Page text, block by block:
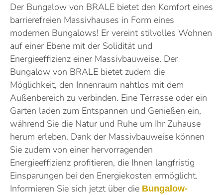
Der Bungalow von BRALE bietet den Komfort eines
barrierefreien Massivhauses in Form eines
modernen Bungalows! Er vereint stilvolles Wohnen
auf einer Ebene mit der Solidität und
Energieeffizienz einer Massivbauweise. Der
Bungalow von BRALE bietet zudem die
Möglichkeit, den Innenraum nahtlos mit dem
Außenbereich zu verbinden. Eine Terrasse oder ein
Garten laden zum Entspannen und Genießen ein,
während Sie die Natur und Ruhe um Ihr Zuhause
herum erleben. Dank der Massivbauweise können
Sie zudem von einer hervorragenden
Energieeffizienz profitieren, die Ihnen langfristig
Einsparungen bei den Energiekosten ermöglicht.
Informieren Sie sich jetzt über die Bungalow-